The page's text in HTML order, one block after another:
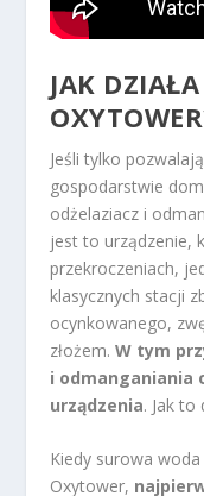
JAK
Jeśli tylko
gospodarstwie
odżelaziacz i
jest to urządzenie,
przekroczeniach,
klasycznych stacji
ocynkowanego,
złożem.W tym
i odmanganiania
urządzenia. Jak to
Kiedy surowa
Oxytower,